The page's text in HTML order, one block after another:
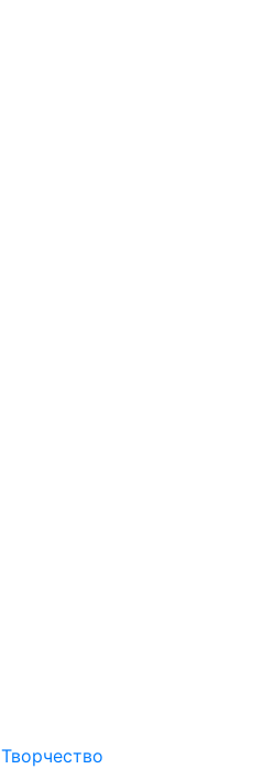
Творчество